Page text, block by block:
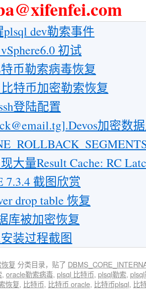
dev勒索事件
初试
币勒索病毒恢复
特币加密勒索恢复
登陆配置
加密数
大量Result Cache: RC
7.3.4 截图欣赏
drop table 恢复
库被加密恢复
装过程截图
复 分类目录，贴了
, oracle勒索病毒, plsql 比特币, plsql勒索,
恢复, 比特币, 比特币 oracle, 比特币plsql, 比